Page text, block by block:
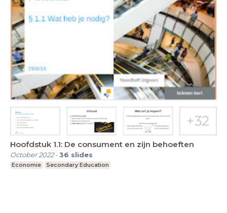
Hoofdstuk 1.1: De consument en zijn behoeften
October 2022-36 slides
Economie Secondary Education